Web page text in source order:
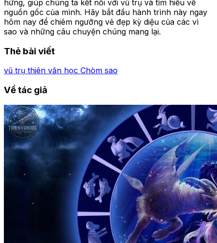
hứng, giúp chúng ta kết nối với vũ trụ và tìm hiểu về
nguồn gốc của mình. Hãy bắt đầu hành trình này ngay
hôm nay để chiêm ngưỡng vẻ đẹp kỳ diệu của các vì
sao và những câu chuyện chúng mang lại.
Thẻ bài viết
vũ trụ thiên văn học Chòm sao
Về tác giả